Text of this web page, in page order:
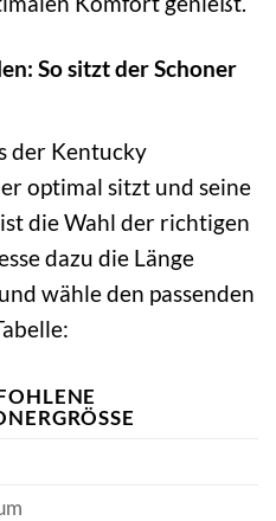
So sitzt der Schoner
der Kentucky
optimal sitzt und seine
die Wahl der richtigen
dazu die Länge
wähle den passenden